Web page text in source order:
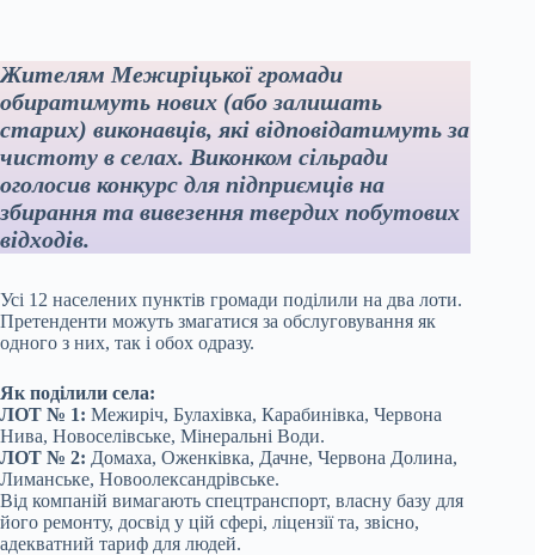
Жителям Межиріцької громади
обиратимуть нових (або залишать
старих) виконавців, які відповідатимуть за
чистоту в селах. Виконком сільради
оголосив конкурс для підприємців на
збирання та вивезення твердих побутових
відходів.
Усі 12 населених пунктів громади поділили на два лоти.
Претенденти можуть змагатися за обслуговування як
одного з них, так і обох одразу.
Як поділили села:
ЛОТ № 1: Межиріч, Булахівка, Карабинівка, Червона
Нива, Новоселівське, Мінеральні Води.
ЛОТ № 2: Домаха, Оженківка, Дачне, Червона Долина,
Лиманське, Новоолександрівське.
Від компаній вимагають спецтранспорт, власну базу для
його ремонту, досвід у цій сфері, ліцензії та, звісно,
адекватний тариф для людей.